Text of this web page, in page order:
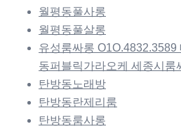
월평동풀사롱
월평동풀살롱
유성룸싸롱
동퍼블릭가라오케 세종시룸
탄방동노래방
탄방동란제리룸
탄방동룸사롱